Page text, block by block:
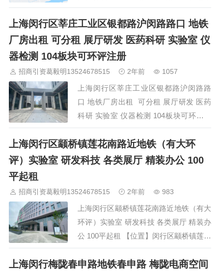
800米【机场】开车至虹桥机场25分钟，
浦东机场40分钟【高速】S32昆阳路出口
3.5KM【优势】104板块，可环评可做中
试，得房率90%以上，可接天燃气，蒸汽
业费】3.…
​上海闵行区莘庄工业区银都路沪闵路路口 地铁
厂房出租 可分租 展厅研发 医药科研 实验室 仪
器检测 104板块可环评注册
招商引资葛毅明13524678515 2年前 1057
上海闵行区莘庄工业区银都路沪闵路路
口 地铁厂房出租 可分租 展厅研发 医药
科研 实验室 仪器检测 104板块可环评注
册房源亮点：【地址】上海闵行区莘庄工
业区银都路沪闵路路口【交通】距离地铁
5号线银都路站900米莘庄工业区1路2路?
板块，可环评【…
上海闵行区颛桥镇莲花南路近地铁（有大环
评）实验室 研发科技 各类展厅 精装办公 100
平起租
招商引资葛毅明13524678515 2年前 983
上海闵行区颛桥镇莲花南路近地铁（有大
环评）实验室 研发科技 各类展厅 精装办
公 100平起租 【位置】闵行区颛桥镇莲花
南路2228号【地块】工业104地块，产证
齐全，可注册可环评【业态】总部办公、
上海闵行梅陇春申路地铁春申路 梅陇电商空间